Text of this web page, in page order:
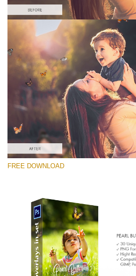
Please select
Free Photoshop Overlay #9
Small 800*600px
Pearl Butterflies
(30 Overlays)
Large 6000*4000px
Entire Collection
(1783 Overlays)
Large 6000*4000px
Free
FREE DOWNLOAD